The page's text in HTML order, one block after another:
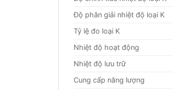
Độ phân giải nhiệt độ loại K
Tỷ lệ đo loại K
Nhiệt độ hoạt động
Nhiệt độ lưu trữ
Cung cấp năng lượng